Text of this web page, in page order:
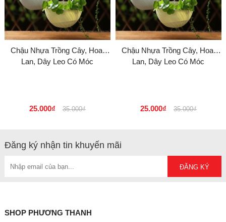
Chậu Nhựa Trồng Cây, Hoa,
Lan, Dây Leo Có Móc
25.000₫ 35.000₫
Chậu Nhựa Trồng Cây, Hoa,
Lan, Dây Leo Có Móc
25.000₫ 35.000₫
Đăng ký nhận tin khuyến mãi
SHOP PHƯƠNG THANH